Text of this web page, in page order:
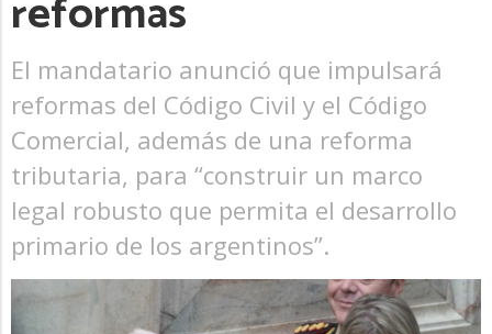
reformas
El mandatario anunció que impulsará
reformas del Código Civil y el Código
Comercial, además de una reforma
tributaria, para “construir un marco
legal robusto que permita el desarrollo
primario de los argentinos”.